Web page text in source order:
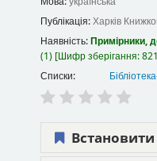
Публікація:Харків
Наявність:Примірники,
(1) Шифр зберігання:
Списки: